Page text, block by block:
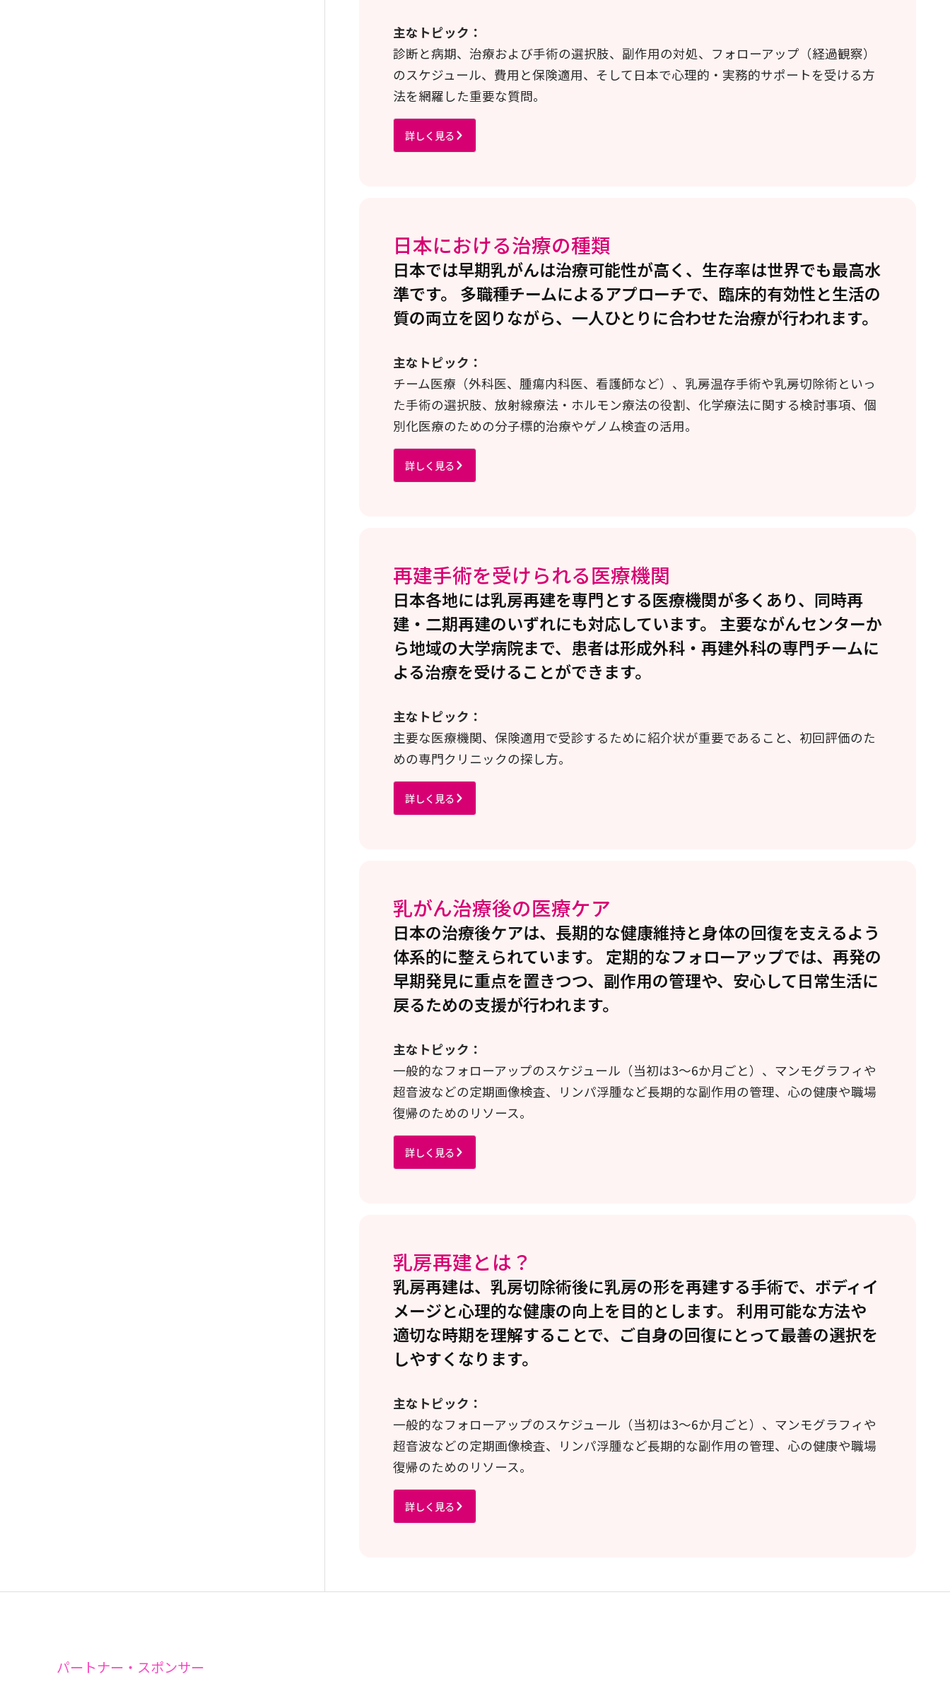
主なトピック：
診断と病期、治療および手術の選択肢、副作用の対処、フォローアップ（経過観察）
のスケジュール、費用と保険適用、そして日本で心理的・実務的サポートを受ける方
法を網羅した重要な質問。
詳しく見る
日本における治療の種類
日本では早期乳がんは治療可能性が高く、生存率は世界でも最高水
準です。 多職種チームによるアプローチで、臨床的有効性と生活の
質の両立を図りながら、一人ひとりに合わせた治療が行われます。
主なトピック：
チーム医療（外科医、腫瘍内科医、看護師など）、乳房温存手術や乳房切除術といっ
た手術の選択肢、放射線療法・ホルモン療法の役割、化学療法に関する検討事項、個
別化医療のための分子標的治療やゲノム検査の活用。
詳しく見る
再建手術を受けられる医療機関
日本各地には乳房再建を専門とする医療機関が多くあり、同時再
建・二期再建のいずれにも対応しています。 主要ながんセンターか
ら地域の大学病院まで、患者は形成外科・再建外科の専門チームに
よる治療を受けることができます。
主なトピック：
主要な医療機関、保険適用で受診するために紹介状が重要であること、初回評価のた
めの専門クリニックの探し方。
詳しく見る
乳がん治療後の医療ケア
日本の治療後ケアは、長期的な健康維持と身体の回復を支えるよう
体系的に整えられています。 定期的なフォローアップでは、再発の
早期発見に重点を置きつつ、副作用の管理や、安心して日常生活に
戻るための支援が行われます。
主なトピック：
一般的なフォローアップのスケジュール（当初は3～6か月ごと）、マンモグラフィや
超音波などの定期画像検査、リンパ浮腫など長期的な副作用の管理、心の健康や職場
復帰のためのリソース。
詳しく見る
乳房再建とは？
乳房再建は、乳房切除術後に乳房の形を再建する手術で、ボディイ
メージと心理的な健康の向上を目的とします。 利用可能な方法や
適切な時期を理解することで、ご自身の回復にとって最善の選択を
しやすくなります。
主なトピック：
一般的なフォローアップのスケジュール（当初は3～6か月ごと）、マンモグラフィや
超音波などの定期画像検査、リンパ浮腫など長期的な副作用の管理、心の健康や職場
復帰のためのリソース。
詳しく見る
パートナー・スポンサー